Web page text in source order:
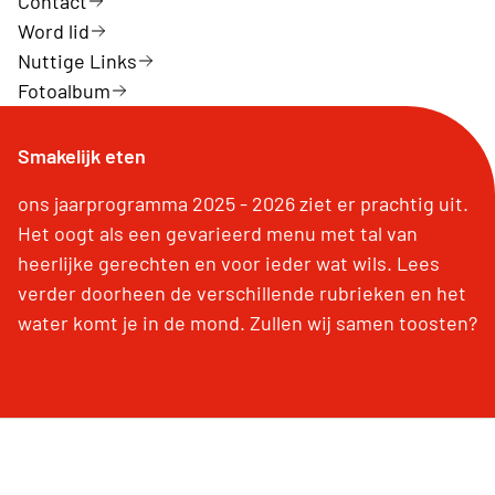
Word lid
Nuttige Links
Fotoalbum
Smakelijk eten
ons jaarprogramma 2025 - 2026 ziet er prachtig uit.
Het oogt als een gevarieerd menu met tal van
heerlijke gerechten en voor ieder wat wils. Lees
verder doorheen de verschillende rubrieken en het
water komt je in de mond. Zullen wij samen toosten?